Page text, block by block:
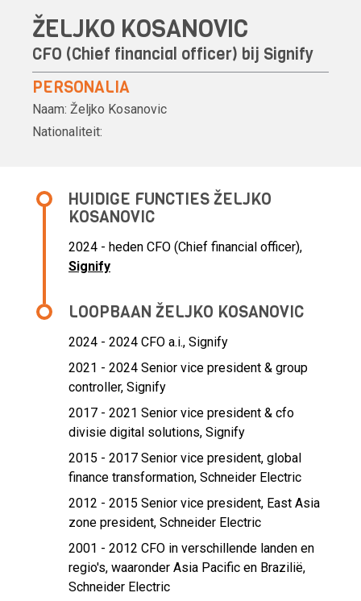
ŽELJKO KOSANOVIC
CFO (Chief financial officer) bij Signify
PERSONALIA
Naam: Željko Kosanovic
Nationaliteit:
HUIDIGE FUNCTIES ŽELJKO
KOSANOVIC
2024 - heden CFO (Chief financial officer),
Signify
LOOPBAAN ŽELJKO KOSANOVIC
2024 - 2024 CFO a.i., Signify
2021 - 2024 Senior vice president & group
controller, Signify
2017 - 2021 Senior vice president & cfo
divisie digital solutions, Signify
2015 - 2017 Senior vice president, global
finance transformation, Schneider Electric
2012 - 2015 Senior vice president, East Asia
zone president, Schneider Electric
2001 - 2012 CFO in verschillende landen en
regio's, waaronder Asia Pacific en Brazilië,
Schneider Electric